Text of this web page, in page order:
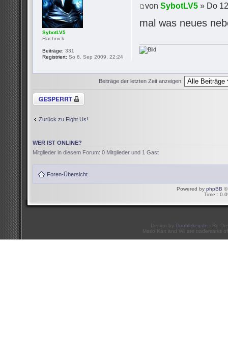
vonSybotLV5 » Do
mal was neues
SybotLV5
Flachnick
Beiträge: 331
Registriert: So 6. Sep 2009, 22:24
Beiträge der letzten Zeit anzeigen:
Thema gesperrt
Zurück zu Fight Us!
WER IST ONLINE?
Mitglieder in diesem Forum: 0 Mitglieder und 1 Gast
Foren-Übersicht
Powered by phpBB ©
Time :
Design by Doublekey.de - Re-
Mario Kart and Wii are trademarks